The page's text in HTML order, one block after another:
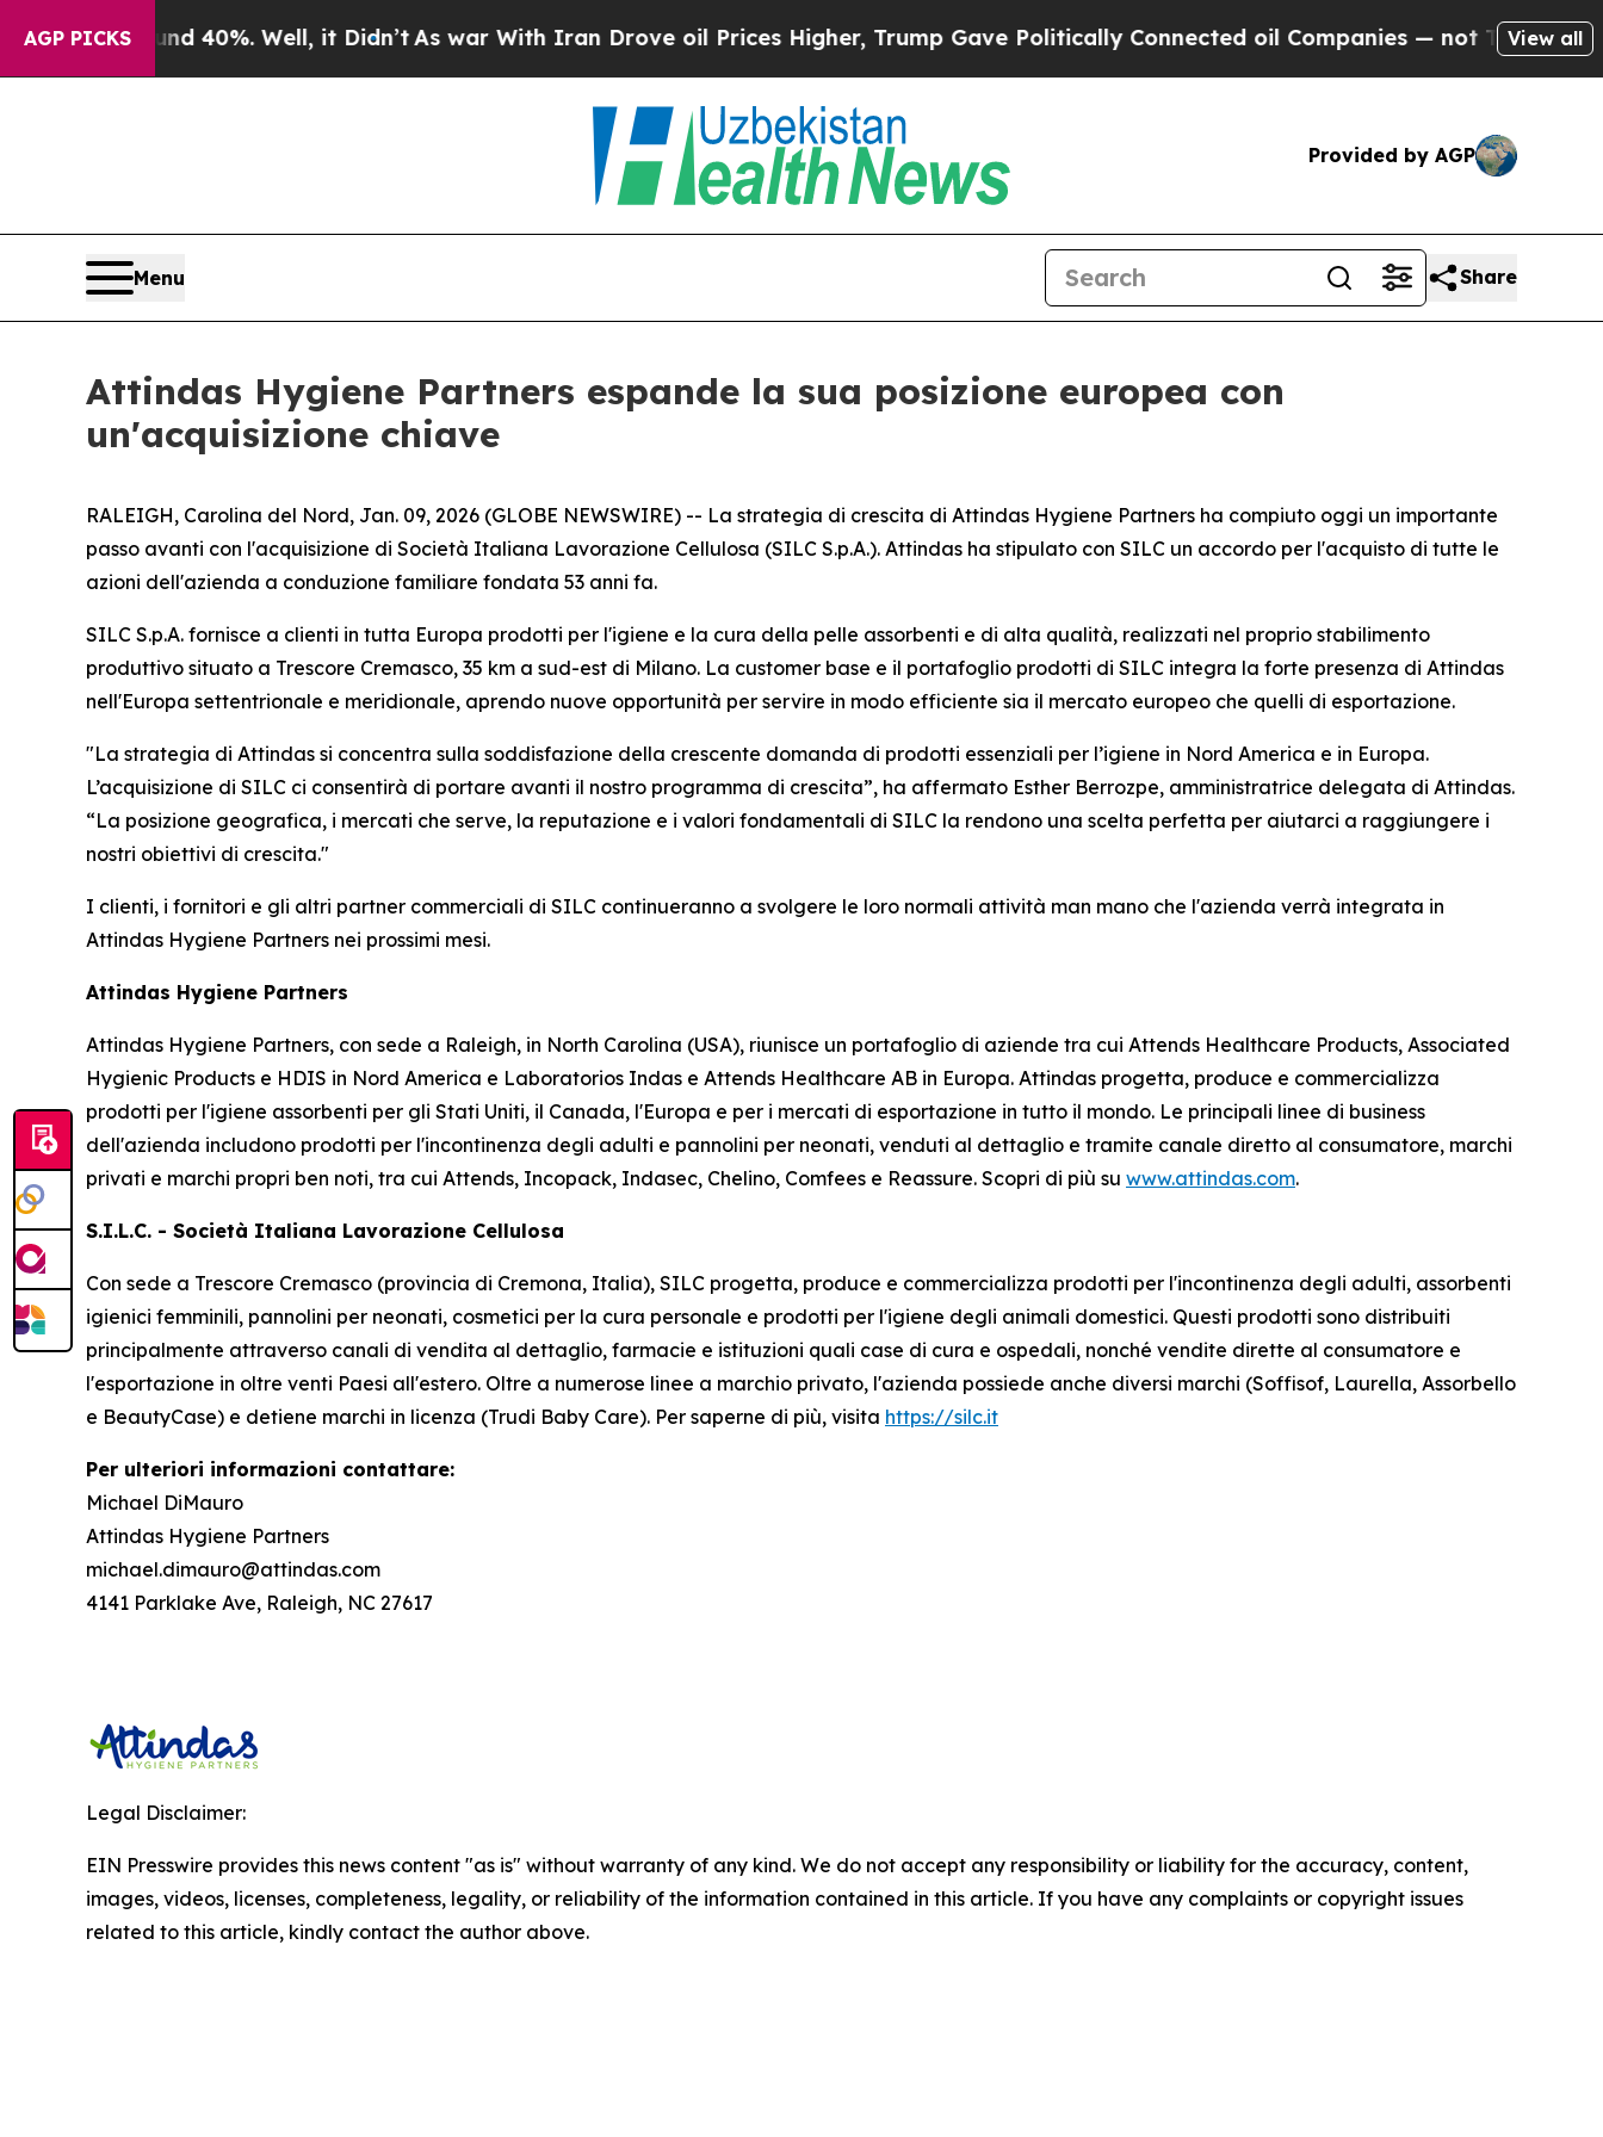
AGP PICKS
Around 40%. Well, it Didn’t As war With Iran Drove oil Prices Higher, Trump Gave Politically Connected oil Companies — not Taxpayers — the
View all
Provided by AGP
Menu Share
Attindas Hygiene Partners espande la sua posizione europea con
un'acquisizione chiave
RALEIGH, Carolina del Nord, Jan. 09, 2026 (GLOBE NEWSWIRE) -- La strategia di crescita di Attindas Hygiene Partners ha compiuto oggi un importante
passo avanti con l'acquisizione di Società Italiana Lavorazione Cellulosa (SILC S.p.A.). Attindas ha stipulato con SILC un accordo per l'acquisto di tutte le
azioni dell'azienda a conduzione familiare fondata 53 anni fa.
SILC S.p.A. fornisce a clienti in tutta Europa prodotti per l'igiene e la cura della pelle assorbenti e di alta qualità, realizzati nel proprio stabilimento
produttivo situato a Trescore Cremasco, 35 km a sud-est di Milano. La customer base e il portafoglio prodotti di SILC integra la forte presenza di Attindas
nell'Europa settentrionale e meridionale, aprendo nuove opportunità per servire in modo efficiente sia il mercato europeo che quelli di esportazione.
"La strategia di Attindas si concentra sulla soddisfazione della crescente domanda di prodotti essenziali per l’igiene in Nord America e in Europa.
L’acquisizione di SILC ci consentirà di portare avanti il nostro programma di crescita”, ha affermato Esther Berrozpe, amministratrice delegata di Attindas.
“La posizione geografica, i mercati che serve, la reputazione e i valori fondamentali di SILC la rendono una scelta perfetta per aiutarci a raggiungere i
nostri obiettivi di crescita."
I clienti, i fornitori e gli altri partner commerciali di SILC continueranno a svolgere le loro normali attività man mano che l'azienda verrà integrata in
Attindas Hygiene Partners nei prossimi mesi.
Attindas Hygiene Partners
Attindas Hygiene Partners, con sede a Raleigh, in North Carolina (USA), riunisce un portafoglio di aziende tra cui Attends Healthcare Products, Associated
Hygienic Products e HDIS in Nord America e Laboratorios Indas e Attends Healthcare AB in Europa. Attindas progetta, produce e commercializza
prodotti per l'igiene assorbenti per gli Stati Uniti, il Canada, l'Europa e per i mercati di esportazione in tutto il mondo. Le principali linee di business
dell'azienda includono prodotti per l'incontinenza degli adulti e pannolini per neonati, venduti al dettaglio e tramite canale diretto al consumatore, marchi
privati ​​e marchi propri ben noti, tra cui Attends, Incopack, Indasec, Chelino, Comfees e Reassure. Scopri di più su www.attindas.com.
S.I.L.C. - Società Italiana Lavorazione Cellulosa
Con sede a Trescore Cremasco (provincia di Cremona, Italia), SILC progetta, produce e commercializza prodotti per l'incontinenza degli adulti, assorbenti
igienici femminili, pannolini per neonati, cosmetici per la cura personale e prodotti per l'igiene degli animali domestici. Questi prodotti sono distribuiti
principalmente attraverso canali di vendita al dettaglio, farmacie e istituzioni quali case di cura e ospedali, nonché vendite dirette al consumatore e
l'esportazione in oltre venti Paesi all'estero. Oltre a numerose linee a marchio privato, l'azienda possiede anche diversi marchi (Soffisof, Laurella, Assorbello
e BeautyCase) e detiene marchi in licenza (Trudi Baby Care). Per saperne di più, visita https://silc.it
Per ulteriori informazioni contattare:
Michael DiMauro
Attindas Hygiene Partners
michael.dimauro@attindas.com
4141 Parklake Ave, Raleigh, NC 27617
Legal Disclaimer:
EIN Presswire provides this news content "as is" without warranty of any kind. We do not accept any responsibility or liability for the accuracy, content,
images, videos, licenses, completeness, legality, or reliability of the information contained in this article. If you have any complaints or copyright issues
related to this article, kindly contact the author above.